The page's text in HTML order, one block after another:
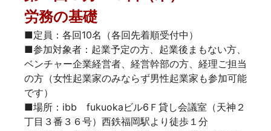
労務の基礎
■定員：各回10名（各回先着順受付中）
■参加対象者：起業予定の方、起業後まもない方、
ベンチャー企業経営者、経営幹部の方、経理ご担当
の方（女性起業家のみならず男性起業家も参加可能
です）
■場所：ibb fukuokaビル6Ｆ貸し会議室（天神２
丁目３番３６号）西鉄福岡駅より徒歩１分